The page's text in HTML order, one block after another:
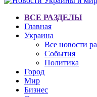
ВСЕ РАЗДЕЛЫ
Главная
Украина
Все новости
События
Политика
Город
Мир
Бизнес